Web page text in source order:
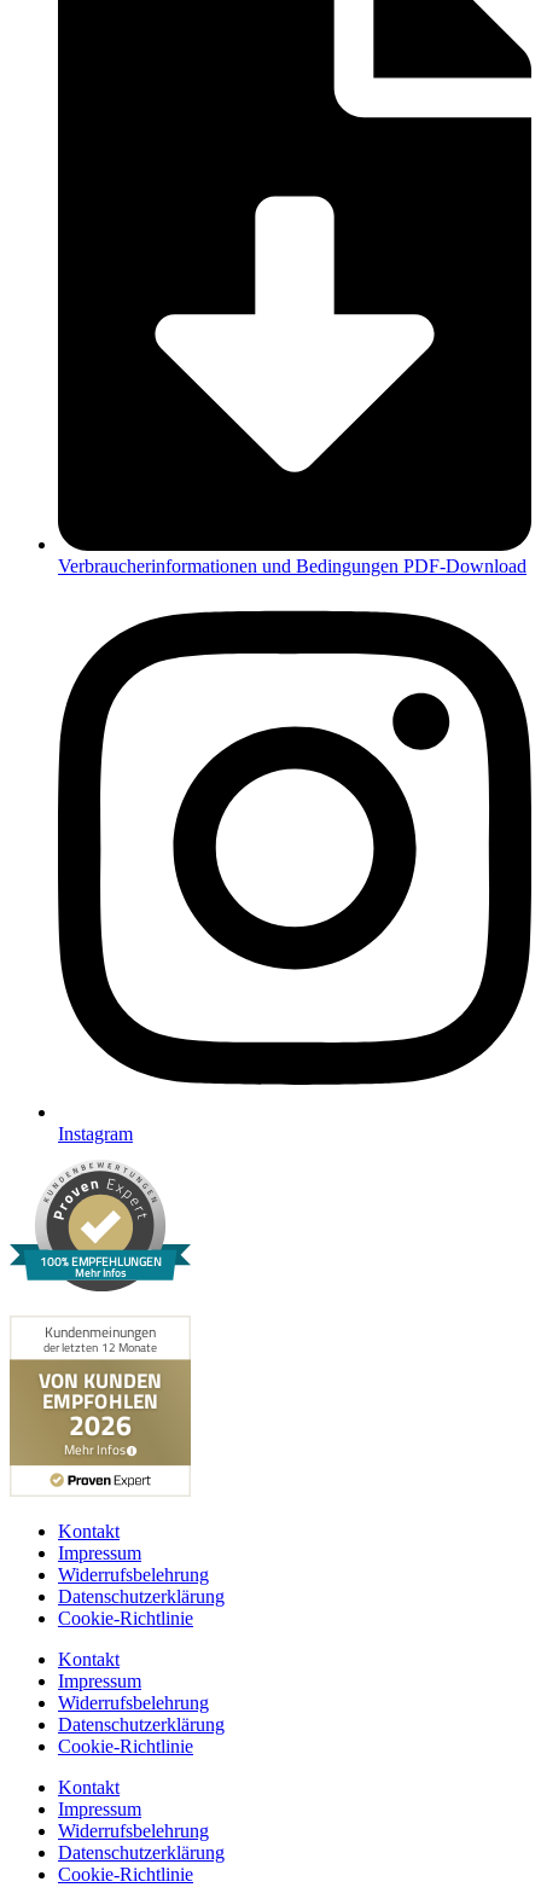
Verbraucherinformationen und Bedingungen PDF-Download
Instagram
100% EMPFEHLUNGEN
Mehr Infos
Kontakt
Impressum
Widerrufsbelehrung
Datenschutzerklärung
Cookie-Richtlinie
Kontakt
Impressum
Widerrufsbelehrung
Datenschutzerklärung
Cookie-Richtlinie
Kontakt
Impressum
Widerrufsbelehrung
Datenschutzerklärung
Cookie-Richtlinie